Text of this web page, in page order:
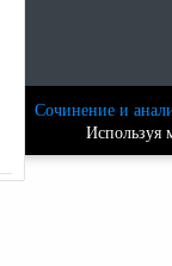
Сочинение и
Используя